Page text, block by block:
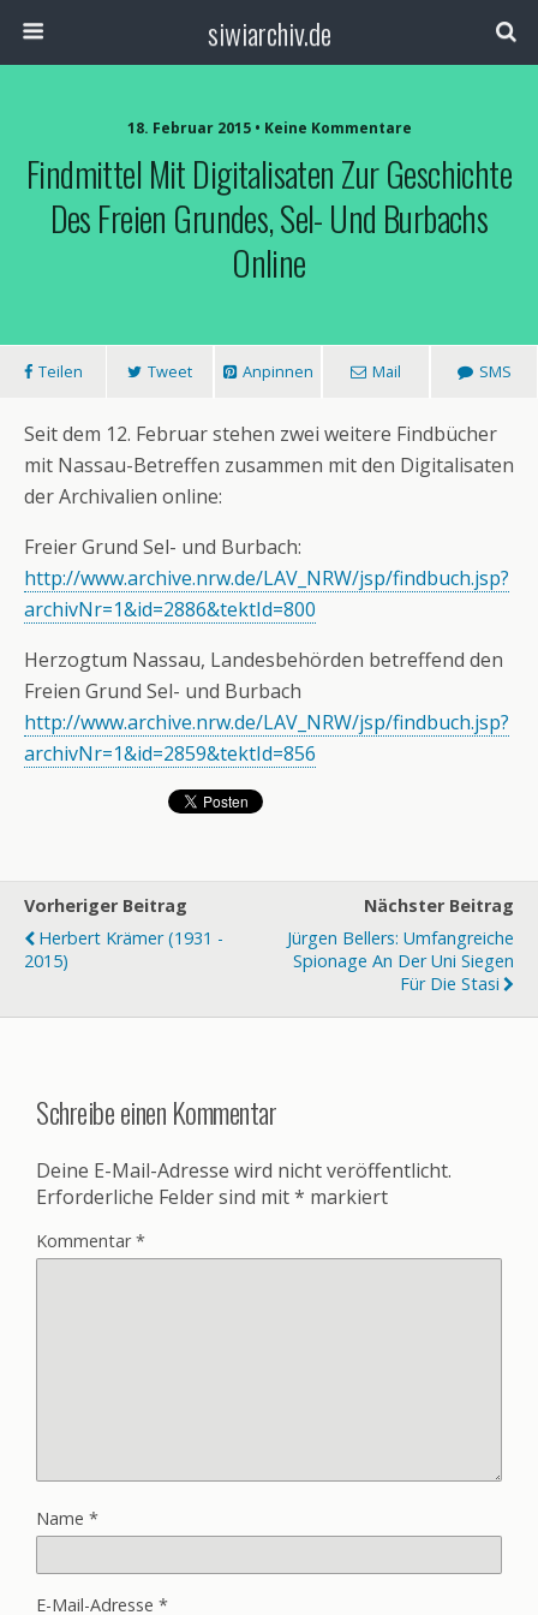
siwiarchiv.de
18. Februar 2015 • Keine Kommentare
Findmittel Mit Digitalisaten Zur Geschichte
Des Freien Grundes, Sel- Und Burbachs
Online
Teilen Tweet Anpinnen Mail SMS
Seit dem 12. Februar stehen zwei weitere Findbücher
mit Nassau-Betreffen zusammen mit den Digitalisaten
der Archivalien online:
Freier Grund Sel- und Burbach:
http://www.archive.nrw.de/LAV_NRW/jsp/findbuch.jsp?
archivNr=1&id=2886&tektId=800
Herzogtum Nassau, Landesbehörden betreffend den
Freien Grund Sel- und Burbach
http://www.archive.nrw.de/LAV_NRW/jsp/findbuch.jsp?
archivNr=1&id=2859&tektId=856
Vorheriger Beitrag
Herbert Krämer (1931 -
2015)
Nächster Beitrag
Jürgen Bellers: Umfangreiche
Spionage An Der Uni Siegen
Für Die Stasi
Schreibe einen Kommentar
Deine E-Mail-Adresse wird nicht veröffentlicht.
Erforderliche Felder sind mit* markiert
Kommentar*
Name *
E-Mail-Adresse *